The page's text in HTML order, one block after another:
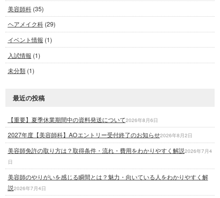
美容師科(35)
ヘアメイク科(29)
イベント情報 (1)
入試情報 (1)
未分類(1)
最近の投稿
【重要】夏季休業期間中の資料発送について2026年8月6日
2027年度【美容師科】AOエントリー受付終了のお知らせ2026年8月2日
美容師免許の取り方は？取得条件・流れ・費用をわかりやすく解説2026年7月4
日
美容師のやりがいを感じる瞬間とは？魅力・向いている人をわかりやすく解
説2026年7月4日